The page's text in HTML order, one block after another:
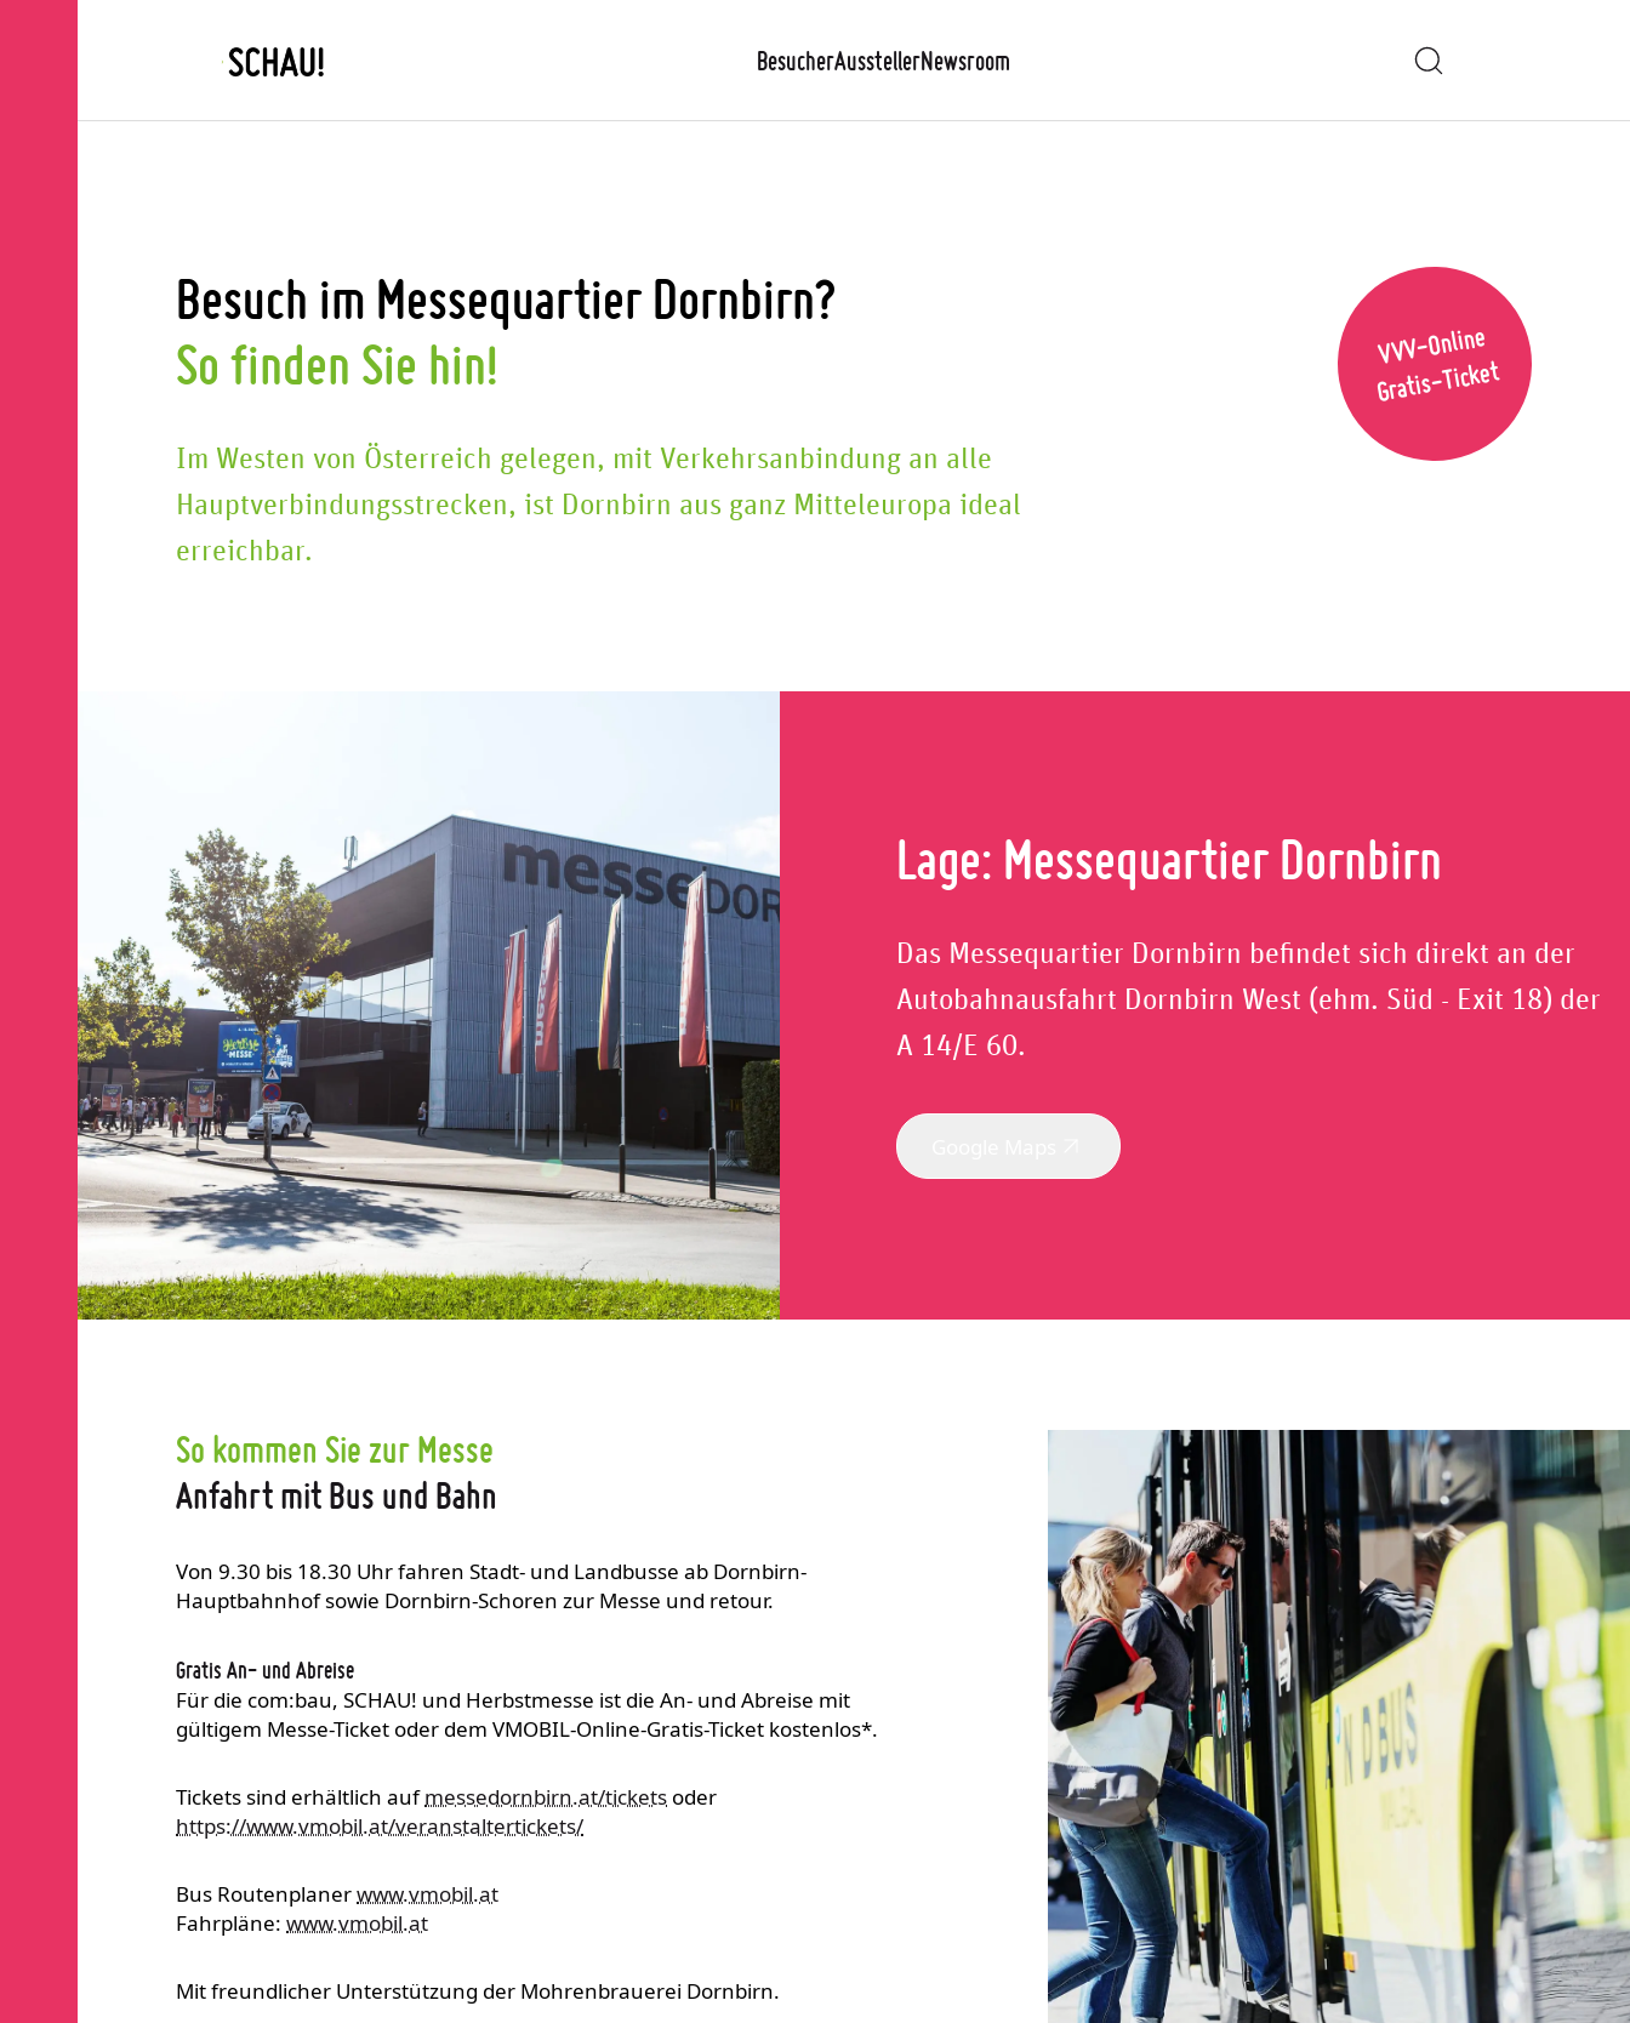
BesucherAusstellerNewsroom
Besuch im Messequartier Dornbirn?
So finden Sie hin!
Im Westen von Österreich gelegen, mit Verkehrsanbindung an alle
Hauptverbindungsstrecken, ist Dornbirn aus ganz Mitteleuropa ideal
erreichbar.
VVV-Online
Gratis-Ticket
Lage: Messequartier Dornbirn
Das Messequartier Dornbirn befindet sich direkt an der
Autobahnausfahrt Dornbirn West (ehm. Süd - Exit 18) der
A 14/E 60.
So kommen Sie zur Messe
Anfahrt mit Bus und Bahn
Von 9.30 bis 18.30 Uhr fahren Stadt- und Landbusse ab Dornbirn-
Hauptbahnhof sowie Dornbirn-Schoren zur Messe und retour.
Gratis An- und Abreise
Für die com:bau, SCHAU! und Herbstmesse ist die An- und Abreise mit
gültigem Messe-Ticket oder dem VMOBIL-Online-Gratis-Ticket kostenlos*.
Tickets sind erhältlich aufmessedornbirn.at/tickets oder
https://www.vmobil.at/veranstaltertickets/
Bus Routenplanerwww.vmobil.at
Fahrpläne: www.vmobil.at
Mit freundlicher Unterstützung der Mohrenbrauerei Dornbirn.